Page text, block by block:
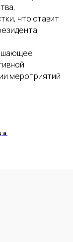
что ставит
мероприятий